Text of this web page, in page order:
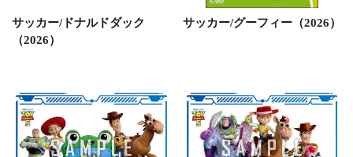
サッカー/ドナルドダック
（2026）
サッカー/グーフィー（2026）